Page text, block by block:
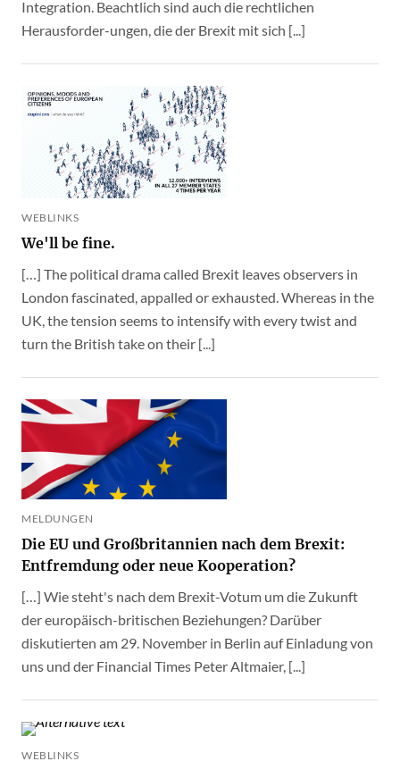
Integration. Beachtlich sind auch die rechtlichen
Herausforder-ungen, die der Brexit mit sich [...]
WEBLINKS
We'll be fine.
[…] The political drama called Brexit leaves observers in
London fascinated, appalled or exhausted. Whereas in the
UK, the tension seems to intensify with every twist and
turn the British take on their [...]
MELDUNGEN
Die EU und Großbritannien nach dem Brexit:
Entfremdung oder neue Kooperation?
[…] Wie steht's nach dem Brexit-Votum um die Zukunft
der europäisch-britischen Beziehungen? Darüber
diskutierten am 29. November in Berlin auf Einladung von
uns und der Financial Times Peter Altmaier, [...]
WEBLINKS